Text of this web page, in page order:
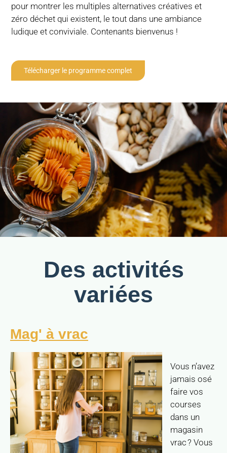
pour montrer les multiples alternatives créatives et
zéro déchet qui existent, le tout dans une ambiance
ludique et conviviale. Contenants bienvenus !
Télécharger le programme complet
Des activités
variées
Mag' à vrac
Vous n’avez
jamais osé
faire vos
courses
dans un
magasin
vrac ? Vous